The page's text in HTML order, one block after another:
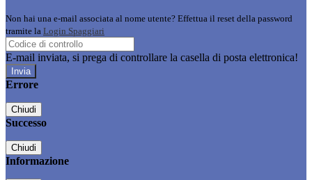
Non hai una e-mail associata al nome utente? Effettua il reset della password
tramite la Login Spaggiari
E-mail inviata, si prega di controllare la casella di posta elettronica!
Errore
Chiudi
Successo
Chiudi
Informazione